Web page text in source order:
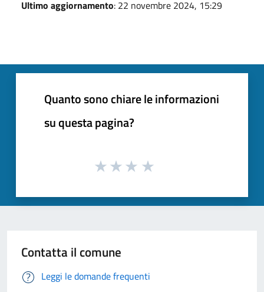
Ultimo aggiornamento: 22 novembre 2024, 15:29
Quanto sono chiare le informazioni
su questa pagina?
Contatta il comune
Leggi le domande frequenti